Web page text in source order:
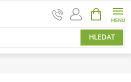
HLEDAT
NÁKUPNÍ
KOŠÍK